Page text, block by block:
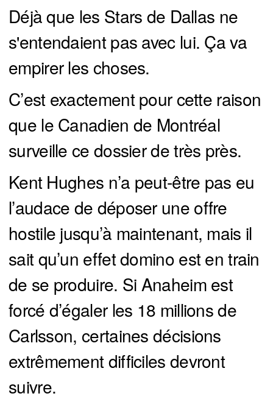
Déjà que les Stars de Dallas ne
s'entendaient pas avec lui. Ça va
empirer les choses.
C’est exactement pour cette raison
que le Canadien de Montréal
surveille ce dossier de très près.
Kent Hughes n’a peut-être pas eu
l’audace de déposer une offre
hostile jusqu’à maintenant, mais il
sait qu’un effet domino est en train
de se produire. Si Anaheim est
forcé d’égaler les 18 millions de
Carlsson, certaines décisions
extrêmement difficiles devront
suivre.